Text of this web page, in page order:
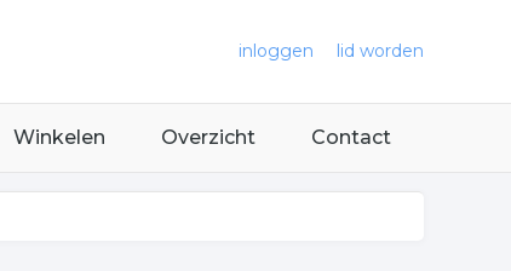
inloggen lid worden
Winkelen Overzicht Contact